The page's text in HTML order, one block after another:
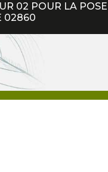
02 POUR LA
02860